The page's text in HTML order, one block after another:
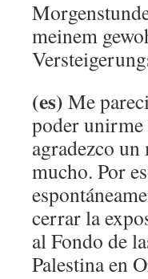
meinem
(es) Me
poder unirme
agradezco
mucho. Por
cerrar la
al Fondo de
Palestina en